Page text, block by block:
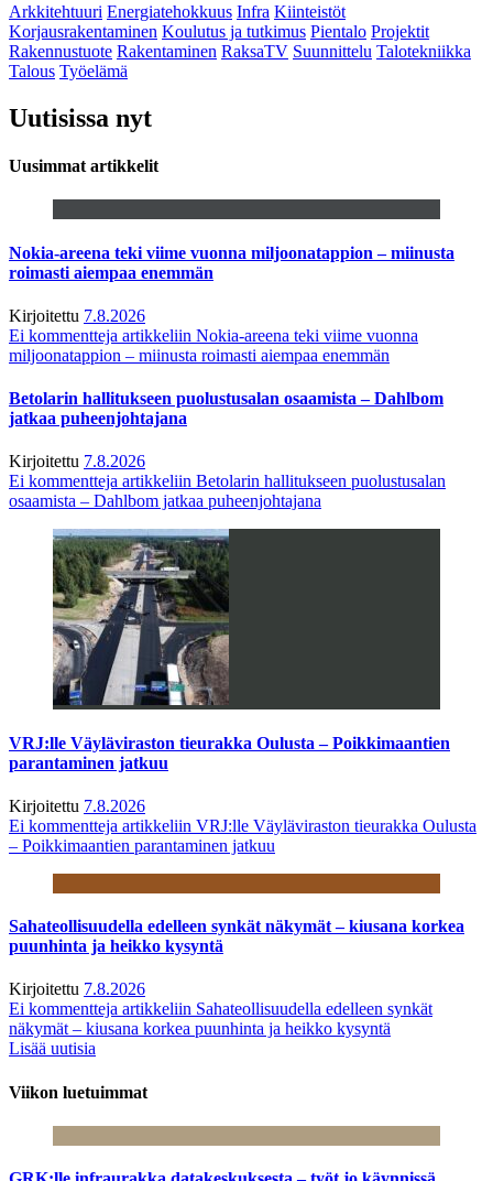
Arkkitehtuuri Energiatehokkuus Infra Kiinteistöt
Korjausrakentaminen Koulutus ja tutkimus Pientalo Projektit
Rakennustuote Rakentaminen RaksaTV Suunnittelu Talotekniikka
Talous Työelämä
Uutisissa nyt
Uusimmat artikkelit
Nokia-areena teki viime vuonna miljoonatappion – miinusta
roimasti aiempaa enemmän
Kirjoitettu 7.8.2026
Ei kommentteja artikkeliin Nokia-areena teki viime vuonna
miljoonatappion – miinusta roimasti aiempaa enemmän
Betolarin hallitukseen puolustusalan osaamista – Dahlbom
jatkaa puheenjohtajana
Kirjoitettu 7.8.2026
Ei kommentteja artikkeliin Betolarin hallitukseen puolustusalan
osaamista – Dahlbom jatkaa puheenjohtajana
VRJ:lle Väyläviraston tieurakka Oulusta – Poikkimaantien
parantaminen jatkuu
Kirjoitettu 7.8.2026
Ei kommentteja artikkeliin VRJ:lle Väyläviraston tieurakka Oulusta
– Poikkimaantien parantaminen jatkuu
Sahateollisuudella edelleen synkät näkymät – kiusana korkea
puunhinta ja heikko kysyntä
Kirjoitettu 7.8.2026
Ei kommentteja artikkeliin Sahateollisuudella edelleen synkät
näkymät – kiusana korkea puunhinta ja heikko kysyntä
Lisää uutisia
Viikon luetuimmat